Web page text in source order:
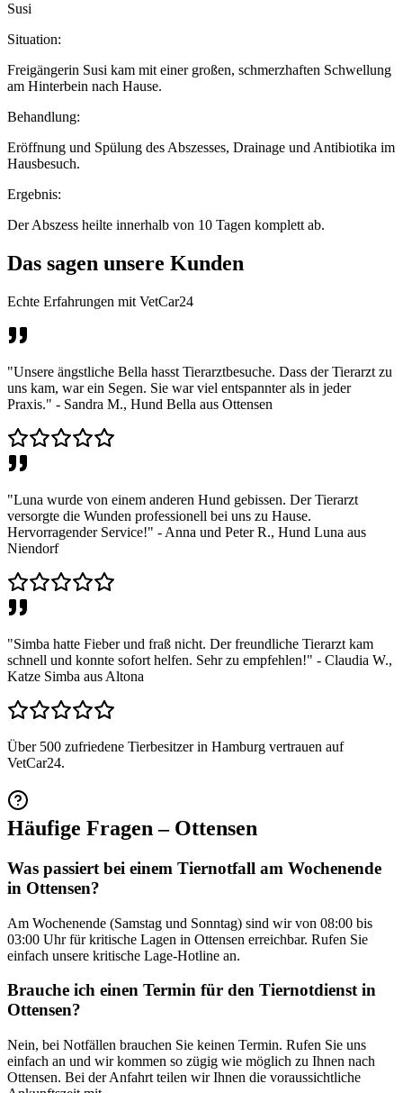
Susi
Situation:
Freigängerin Susi kam mit einer großen, schmerzhaften Schwellung
am Hinterbein nach Hause.
Behandlung:
Eröffnung und Spülung des Abszesses, Drainage und Antibiotika im
Hausbesuch.
Ergebnis:
Der Abszess heilte innerhalb von 10 Tagen komplett ab.
Das sagen unsere Kunden
Echte Erfahrungen mit VetCar24
"Unsere ängstliche Bella hasst Tierarztbesuche. Dass der Tierarzt zu
uns kam, war ein Segen. Sie war viel entspannter als in jeder
Praxis." - Sandra M., Hund Bella aus Ottensen
"Luna wurde von einem anderen Hund gebissen. Der Tierarzt
versorgte die Wunden professionell bei uns zu Hause.
Hervorragender Service!" - Anna und Peter R., Hund Luna aus
Niendorf
"Simba hatte Fieber und fraß nicht. Der freundliche Tierarzt kam
schnell und konnte sofort helfen. Sehr zu empfehlen!" - Claudia W.,
Katze Simba aus Altona
Über 500 zufriedene Tierbesitzer in Hamburg vertrauen auf
VetCar24.
Häufige Fragen – Ottensen
Was passiert bei einem Tiernotfall am Wochenende
in Ottensen?
Am Wochenende (Samstag und Sonntag) sind wir von 08:00 bis
03:00 Uhr für kritische Lagen in Ottensen erreichbar. Rufen Sie
einfach unsere kritische Lage-Hotline an.
Brauche ich einen Termin für den Tiernotdienst in
Ottensen?
Nein, bei Notfällen brauchen Sie keinen Termin. Rufen Sie uns
einfach an und wir kommen so zügig wie möglich zu Ihnen nach
Ottensen. Bei der Anfahrt teilen wir Ihnen die voraussichtliche